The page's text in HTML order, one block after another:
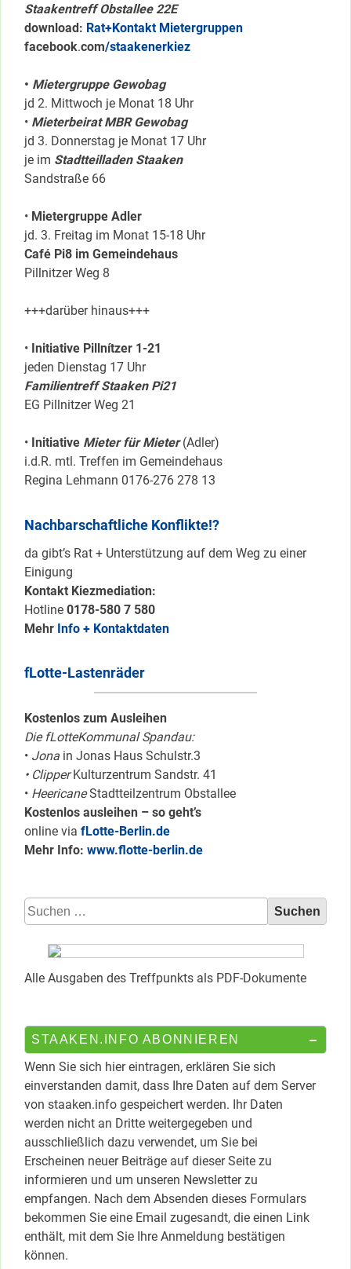
Staakentreff Obstallee 22E
download: Rat+Kontakt Mietergruppen
facebook.com/staakenerkiez
• Mietergruppe Gewobag
jd 2. Mittwoch je Monat 18 Uhr
• Mieterbeirat MBR Gewobag
jd 3. Donnerstag je Monat 17 Uhr
je im Stadtteilladen Staaken
Sandstraße 66
• Mietergruppe Adler
jd. 3. Freitag im Monat 15-18 Uhr
Café Pi8 im Gemeindehaus
Pillnitzer Weg 8
+++darüber hinaus+++
• Initiative Pillnítzer 1-21
jeden Dienstag 17 Uhr
Familientreff Staaken Pi21
EG Pillnitzer Weg 21
• Initiative Mieter für Mieter(Adler)
i.d.R. mtl. Treffen im Gemeindehaus
Regina Lehmann 0176-276 278 13
Nachbarschaftliche Konflikte!?
da gibt’s Rat + Unterstützung auf dem Weg zu einer
Einigung
Kontakt Kiezmediation:
Hotline 0178-580 7 580
Mehr Info + Kontaktdaten
fLotte-Lastenräder
Kostenlos zum Ausleihen
Die fLotteKommunal Spandau:
• Jona in Jonas Haus Schulstr.3
• ClipperKulturzentrum Sandstr. 41
• HeericaneStadtteilzentrum Obstallee
Kostenlos ausleihen – so geht’s
online via fLotte-Berlin.de
Mehr Info: www.flotte-berlin.de
Suchen
nach:
Alle Ausgaben des Treffpunkts als PDF-Dokumente
STAAKEN.INFO ABONNIEREN
Wenn Sie sich hier eintragen, erklären Sie sich
einverstanden damit, dass Ihre Daten auf dem Server
von staaken.info gespeichert werden. Ihr Daten
werden nicht an Dritte weitergegeben und
ausschließlich dazu verwendet, um Sie bei
Erscheinen neuer Beiträge auf dieser Seite zu
informieren und um unseren Newsletter zu
empfangen. Nach dem Absenden dieses Formulars
bekommen Sie eine Email zugesandt, die einen Link
enthält, mit dem Sie Ihre Anmeldung bestätigen
können.